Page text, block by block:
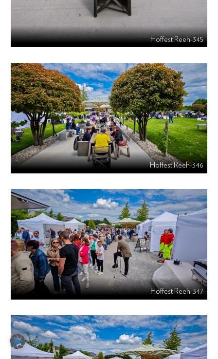
Hoffest Reeh-345
Hoffest Reeh-346
Hoffest Reeh-347